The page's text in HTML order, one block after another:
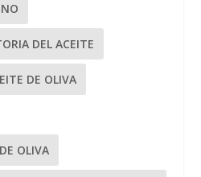
DEL ACEITE
DE OLIVA
OLIVA